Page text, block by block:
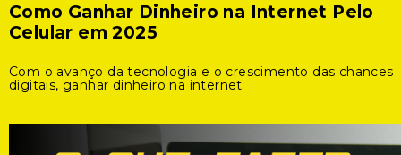
Como Ganhar Dinheiro na Internet Pelo
Celular em 2025
Com o avanço da tecnologia e o crescimento das chances
digitais, ganhar dinheiro na internet